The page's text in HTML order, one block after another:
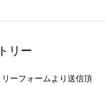
リー
ーフォームより送信頂